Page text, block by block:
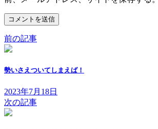
前の記事
勢いさえついてしまえば！
2023年7月18日
次の記事